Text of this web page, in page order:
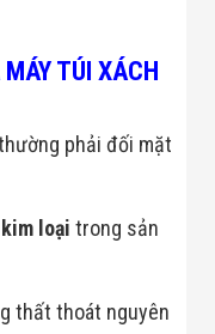
Tương Tác
Màn Hình LED
Máy X-Ray
Nghiệp
Ống Nhòm
Chuyên Dụng
TÚI XÁCH
phải đối mặt
loại trong sản
thất thoát nguyên